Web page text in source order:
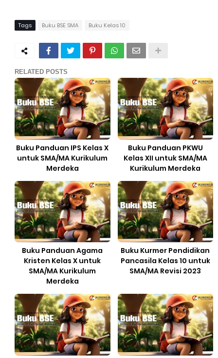
Tags Buku BSE SMA Buku Kelas 10
RELATED POSTS
Buku Panduan IPS Kelas X
untuk SMA/MA Kurikulum
Merdeka
Buku Panduan PKWU
Kelas XII untuk SMA/MA
Kurikulum Merdeka
Buku Panduan Agama
Kristen Kelas X untuk
SMA/MA Kurikulum
Merdeka
Buku Kurmer Pendidikan
Pancasila Kelas 10 untuk
SMA/MA Revisi 2023